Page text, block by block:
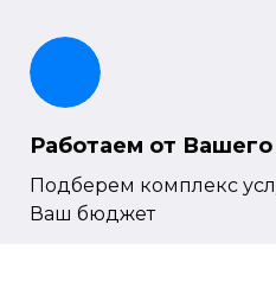
Работаем от
Подберем комплекс
Ваш бюджет